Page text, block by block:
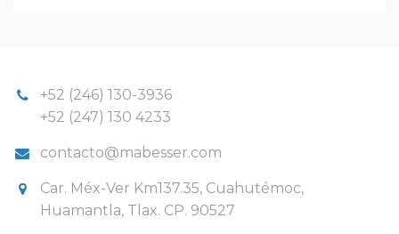
+52 (246) 130-3936
+52 (247) 130 4233
contacto@mabesser.com
Car. Méx-Ver Km137.35, Cuahutémoc,
Huamantla, Tlax. CP. 90527